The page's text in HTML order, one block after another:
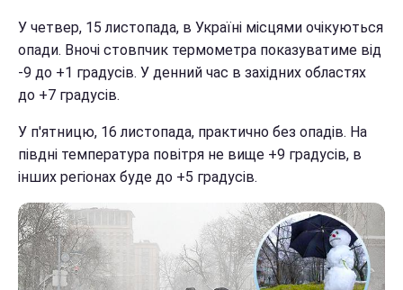
У четвер, 15 листопада, в Україні місцями очікуються
опади. Вночі стовпчик термометра показуватиме від
-9 до +1 градусів. У денний час в західних областях
до +7 градусів.
У п'ятницю, 16 листопада, практично без опадів. На
півдні температура повітря не вище +9 градусів, в
інших регіонах буде до +5 градусів.